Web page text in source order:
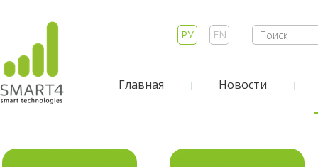
РУ EN
Главная Новости